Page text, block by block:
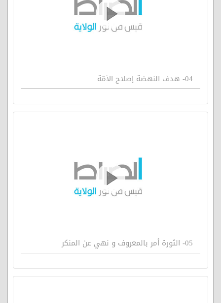
04- هدف النهضة إصلاح الأمّة
05- الثورة أمر بالمعروف و نهي عن المنكر